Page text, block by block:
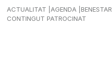
ACTUALITAT AGENDA BENESTAR
CONTINGUT PATROCINAT